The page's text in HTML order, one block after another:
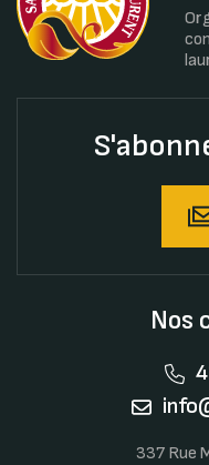
Nos
337 Rue